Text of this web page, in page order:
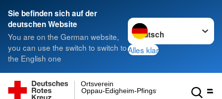
Sie befinden sich auf der
deutschen Website
You are on the German website,
you can use the switch to switch to
the English one
Sprache wechseln zu
Alles klar
Oppau-Edigheim-Pfingstweide e.V.
Ortsverein